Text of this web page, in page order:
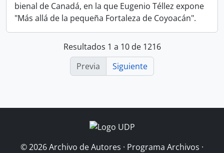
bienal de Canadá, en la que Eugenio Téllez expone
"Más allá de la pequeña Fortaleza de Coyoacán".
Resultados 1 a 10 de 1216
Previa
Siguiente
© 2026 Archivo de Autores · Programa Archivos ·